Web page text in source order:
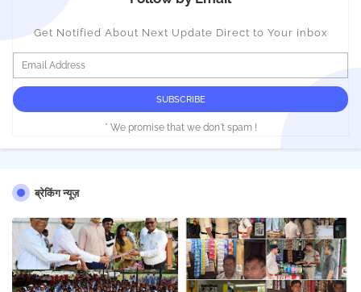
Get Notified About Next Update Direct to Your inbox
* We promise that we don't spam !
ब्रेकिंग न्यूज़